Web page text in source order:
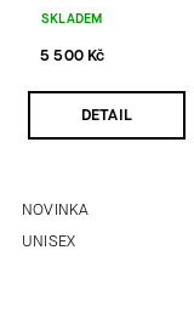
SKLADEM
5 500 Kč
DETAIL
NOVINKA
UNISEX